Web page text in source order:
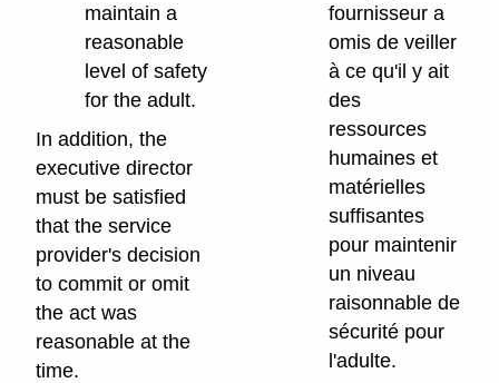
maintain a
reasonable
level of safety
for the adult.
In addition, the
executive director
must be satisfied
that the service
provider's decision
to commit or omit
the act was
reasonable at the
time.
fournisseur a
omis de veiller
à ce qu'il y ait
des
ressources
humaines et
matérielles
suffisantes
pour maintenir
un niveau
raisonnable de
sécurité pour
l'adulte.